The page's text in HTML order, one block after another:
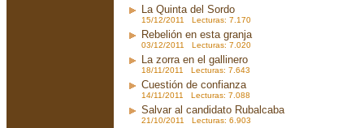
La Quinta del Sordo
15/12/2011 Lecturas: 7.170
Rebelión en esta granja
03/12/2011 Lecturas: 7.020
La zorra en el gallinero
18/11/2011 Lecturas: 7.643
Cuestión de confianza
14/11/2011 Lecturas: 7.088
Salvar al candidato Rubalcaba
21/10/2011 Lecturas: 6.903